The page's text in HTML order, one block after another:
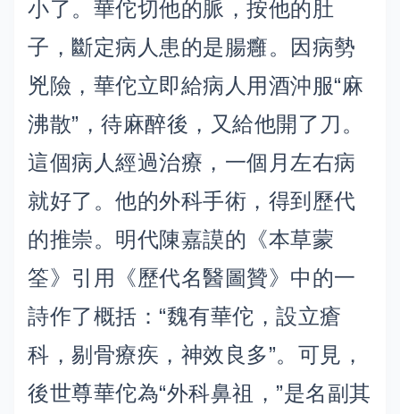
小了。華佗切他的脈，按他的肚
子，斷定病人患的是腸癰。因病勢
兇險，華佗立即給病人用酒沖服“麻
沸散”，待麻醉後，又給他開了刀。
這個病人經過治療，一個月左右病
就好了。他的外科手術，得到歷代
的推崇。明代陳嘉謨的《本草蒙
筌》引用《歷代名醫圖贊》中的一
詩作了概括：“魏有華佗，設立瘡
科，剔骨療疾，神效良多”。可見，
後世尊華佗為“外科鼻祖，”是名副其